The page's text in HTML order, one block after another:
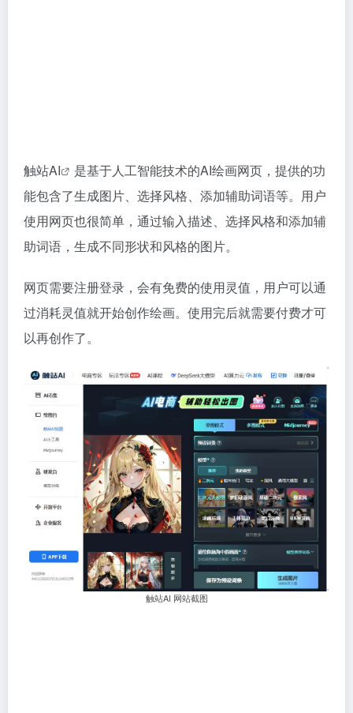
触站AI
是基于人工智能技术的AI绘画网页，提供的功
能包含了生成图片、选择风格、添加辅助词语等。用户
使用网页也很简单，通过输入描述、选择风格和添加辅
助词语，生成不同形状和风格的图片。
网页需要注册登录，会有免费的使用灵值，用户可以通
过消耗灵值就开始创作绘画。使用完后就需要付费才可
以再创作了。
触站AI 网站截图